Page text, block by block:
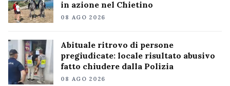
in azione nel Chietino
08 AGO 2026
Abituale ritrovo di persone
pregiudicate: locale risultato abusivo
fatto chiudere dalla Polizia
08 AGO 2026